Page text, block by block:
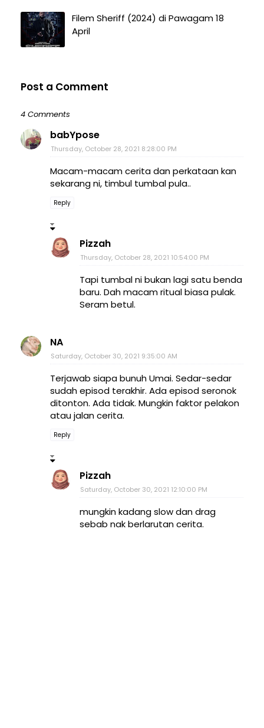
Filem Sheriff (2024) di Pawagam 18
April
Post a Comment
4 Comments
babYpose
Thursday, October 28, 2021 8:28:00 PM
Macam-macam cerita dan perkataan kan
sekarang ni, timbul tumbal pula..
Reply
Pizzah
Thursday, October 28, 2021 10:54:00 PM
Tapi tumbal ni bukan lagi satu benda
baru. Dah macam ritual biasa pulak.
Seram betul.
NA
Saturday, October 30, 2021 9:35:00 AM
Terjawab siapa bunuh Umai. Sedar-sedar
sudah episod terakhir. Ada episod seronok
ditonton. Ada tidak. Mungkin faktor pelakon
atau jalan cerita.
Reply
Pizzah
Saturday, October 30, 2021 12:10:00 PM
mungkin kadang slow dan drag
sebab nak berlarutan cerita.